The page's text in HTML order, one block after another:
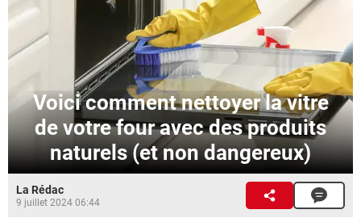
Voici comment nettoyer la vitre
de votre four avec des produits
naturels (et non dangereux)
La Rédac
9 juillet 2024 06:44